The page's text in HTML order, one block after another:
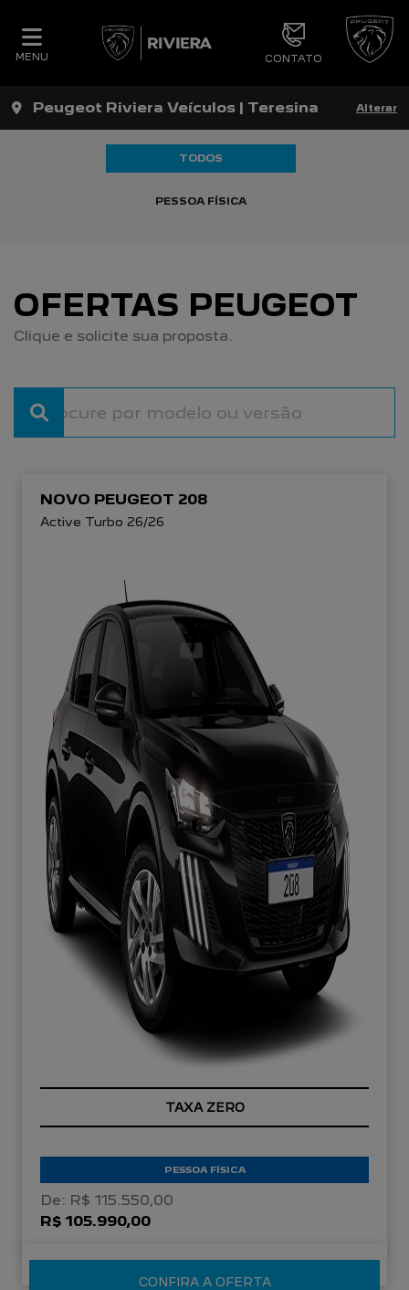
MENU CONTATO
Peugeot Riviera Veículos | Teresina Alterar
TODOS
PESSOA FÍSICA
OFERTAS PEUGEOT
Clique e solicite sua proposta.
NOVO PEUGEOT 208
Active Turbo 26/26
TAXA ZERO
PESSOA FÍSICA
De: R$ 115.550,00
R$ 105.990,00
CONFIRA A OFERTA